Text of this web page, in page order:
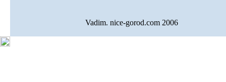
Vadim. nice-gorod.com 2006